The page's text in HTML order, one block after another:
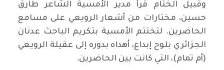
وقبيل الختام قرأ مدير الأمسية الشاعر طارق
حسين، مختارات من أشعار الرويعي على مسامع
الحاضرين. لتختتم الأمسية بتكريم الباحث عدنان
الجزائري بلوح إبداع، أهداه بدوره إلى عقيلة الرويعي
(أم تمام)، التي كانت بين الحاضرين.